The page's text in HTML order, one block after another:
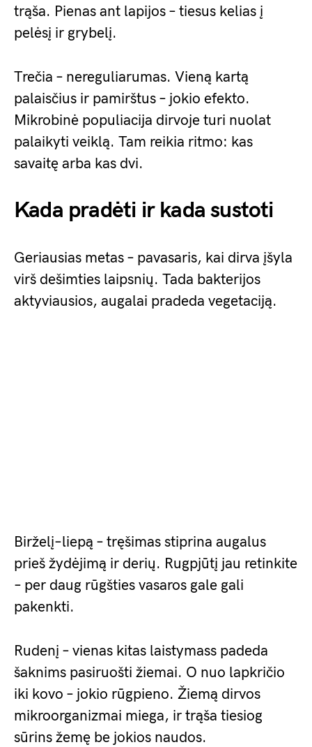
trąša. Pienas ant lapijos – tiesus kelias į
pelėsį ir grybelį.
Trečia – nereguliarumas. Vieną kartą
palaisčius ir pamirštus – jokio efekto.
Mikrobinė populiacija dirvoje turi nuolat
palaikyti veiklą. Tam reikia ritmo: kas
savaitę arba kas dvi.
Kada pradėti ir kada sustoti
Geriausias metas – pavasaris, kai dirva įšyla
virš dešimties laipsnių. Tada bakterijos
aktyviausios, augalai pradeda vegetaciją.
Birželį–liepą – tręšimas stiprina augalus
prieš žydėjimą ir derių. Rugpjūtį jau retinkite
– per daug rūgšties vasaros gale gali
pakenkti.
Rudenį – vienas kitas laistymass padeda
šaknims pasiruošti žiemai. O nuo lapkričio
iki kovo – jokio rūgpieno. Žiemą dirvos
mikroorganizmai miega, ir trąša tiesiog
sūrins žemę be jokios naudos.